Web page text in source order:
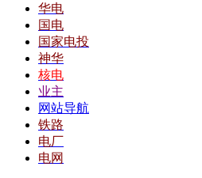
华电
国电
国家电投
神华
核电
业主
网站导航
铁路
电厂
电网